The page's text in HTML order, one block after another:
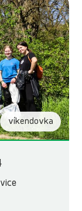
víkendovka